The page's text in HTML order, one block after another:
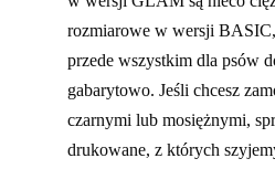
rozmiarowe w wersji
przede wszystkim dla psów
gabarytowo. Jeśli chcesz
czarnymi lub mosiężnymi,
drukowane, z których